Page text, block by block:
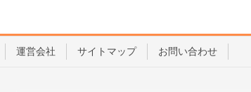
運営会社 サイトマップ お問い合わせ